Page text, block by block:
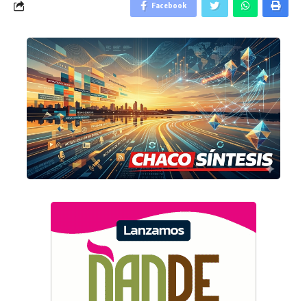
Facebook